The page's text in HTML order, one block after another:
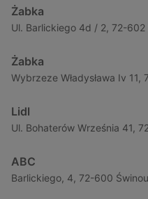
Żabka
Ul. Barlickiego 4d / 2, 72-602
Żabka
Wybrzeze Władysława Iv
Lidl
Ul. Bohaterów Września 41,
ABC
Barlickiego, 4, 72-600